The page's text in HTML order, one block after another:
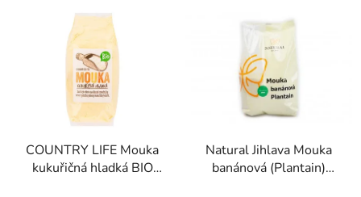
COUNTRY LIFE Mouka
kukuřičná hladká BIO
Natural Jihlava Mouka
banánová (Plantain)